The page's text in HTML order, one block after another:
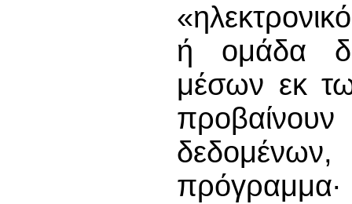
ή ομάδα
μέσων εκ
πρόγραμμα∙